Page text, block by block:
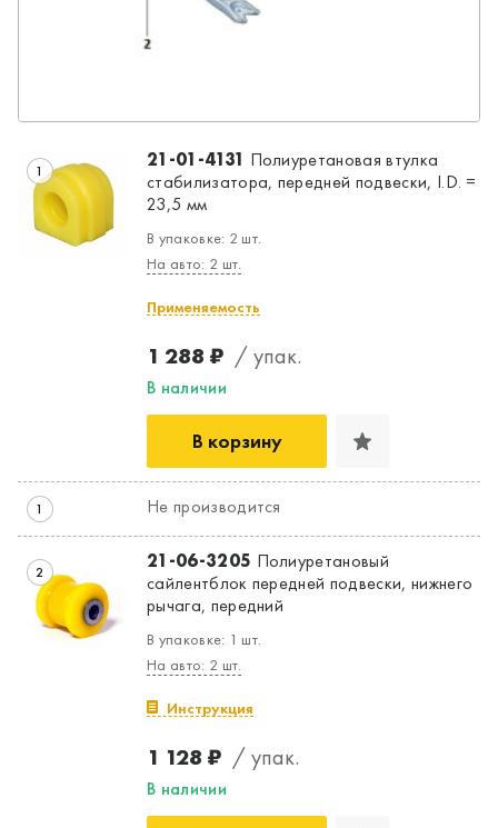
Да, верно Нет, выбрать другой
1 21-01-4131 Полиуретановая втулка
стабилизатора, передней подвески, I.D. =
23,5 мм
В упаковке: 2 шт.
На авто: 2 шт.
Применяемость
1 288 ₽ / упак.
В наличии
В корзину
1 Не производится
2 21-06-3205 Полиуретановый
сайлентблок передней подвески, нижнего
рычага, передний
В упаковке: 1 шт.
На авто: 2 шт.
Инструкция
1 128 ₽ / упак.
В наличии